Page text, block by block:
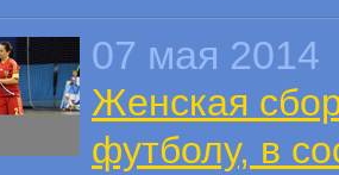
07 мая 2014
Женская
футболу, в